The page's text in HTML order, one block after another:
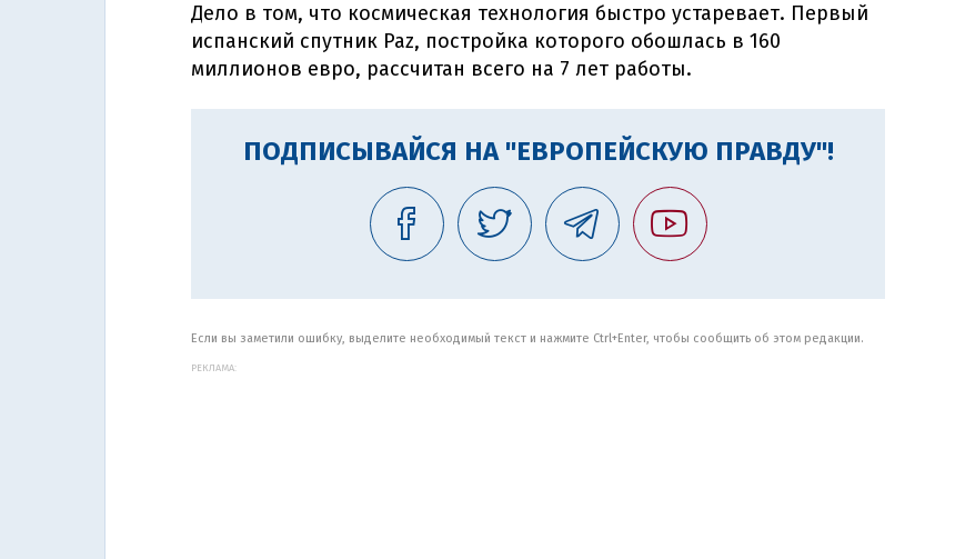
Дело в том, что космическая технология быстро устаревает. Первый
испанский спутник Paz, постройка которого обошлась в 160
миллионов евро, рассчитан всего на 7 лет работы.
ПОДПИСЫВАЙСЯ НА "ЕВРОПЕЙСКУЮ ПРАВДУ"!
Если вы заметили ошибку, выделите необходимый текст и нажмите Ctrl+Enter, чтобы сообщить об этом редакции.
РЕКЛАМА: